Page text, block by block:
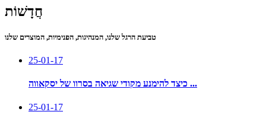
חֲדָשׁוֹת
טביעת הרגל שלנו, המנהיגות, הפנימיות, המוצרים שלנו
25-01-17
כיצד להימנע מקודי שגיאה בסרוו של יסקאווה ...
25-01-17